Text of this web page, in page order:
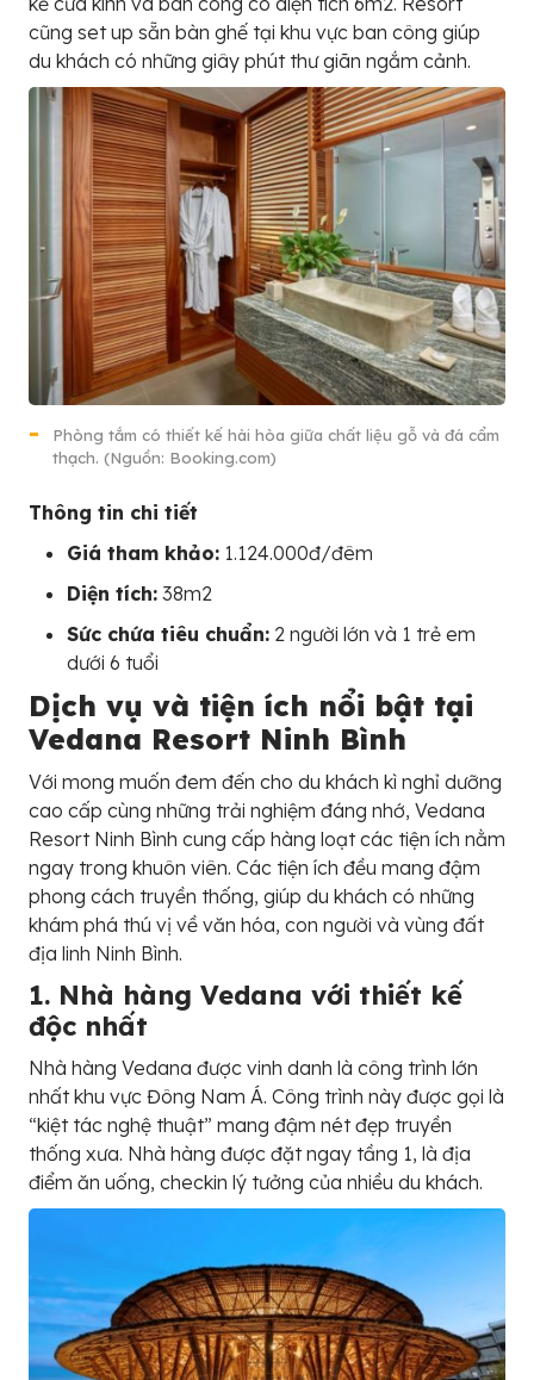
cũng set up sẵn bàn ghế tại khu vực ban công giúp
du khách có những giây phút thư giãn ngắm cảnh.
Phòng tắm có thiết kế hài hòa giữa chất liệu gỗ và đá cẩm
thạch. (Nguồn: Booking.com)
Thông tin chi tiết
Giá tham khảo: 1.124.000đ/đêm
Diện tích: 38m2
Sức chứa tiêu chuẩn: 2 người lớn và 1 trẻ em
dưới 6 tuổi
Dịch vụ và tiện ích nổi bật tại
Vedana Resort Ninh Bình
Với mong muốn đem đến cho du khách kì nghỉ dưỡng
cao cấp cùng những trải nghiệm đáng nhớ, Vedana
Resort Ninh Bình cung cấp hàng loạt các tiện ích nằm
ngay trong khuôn viên. Các tiện ích đều mang đậm
phong cách truyền thống, giúp du khách có những
khám phá thú vị về văn hóa, con người và vùng đất
địa linh Ninh Bình.
1. Nhà hàng Vedana với thiết kế
độc nhất
Nhà hàng Vedana được vinh danh là công trình lớn
nhất khu vực Đông Nam Á. Công trình này được gọi là
“kiệt tác nghệ thuật” mang đậm nét đẹp truyền
thống xưa. Nhà hàng được đặt ngay tầng 1, là địa
điểm ăn uống, checkin lý tưởng của nhiều du khách.